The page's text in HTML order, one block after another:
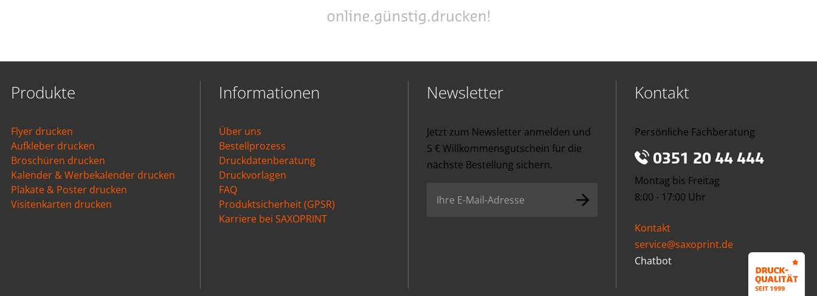
Produkte
Flyer drucken
Aufkleber drucken
Broschüren drucken
Kalender & Werbekalender drucken
Plakate & Poster drucken
Visitenkarten drucken
Informationen
Über uns
Bestellprozess
Druckdatenberatung
Druckvorlagen
FAQ
Produktsicherheit (GPSR)
Karriere bei SAXOPRINT
Newsletter
Jetzt zum Newsletter anmelden und
5 € Willkommensgutschein für die
nächste Bestellung sichern.
Kontakt
Persönliche Fachberatung
0351 20 44 444
Montag bis Freitag
8:00 - 17:00 Uhr
Kontakt
service@saxoprint.de
Chatbot